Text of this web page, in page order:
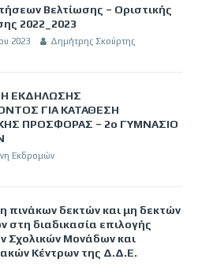
Βελτίωσης – Οριστικής
2022_2023
2023 Δημήτρης Σκούρτης
ΕΚΔΗΛΩΣΗΣ
ΓΙΑ ΚΑΤΑΘΕΣΗ
ΠΡΟΣΦΟΡΑΣ – 2ο ΓΥΜΝΑΣΙΟ
Εκδρομών
πινάκων δεκτών και μη δεκτών
στη διαδικασία επιλογής
Σχολικών Μονάδων και
Κέντρων της Δ.Δ.Ε.